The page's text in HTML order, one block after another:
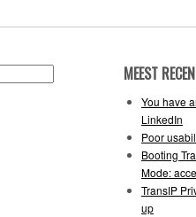
MEEST
You have
LinkedIn
Poor
Booting
Mode:
TransIP
up